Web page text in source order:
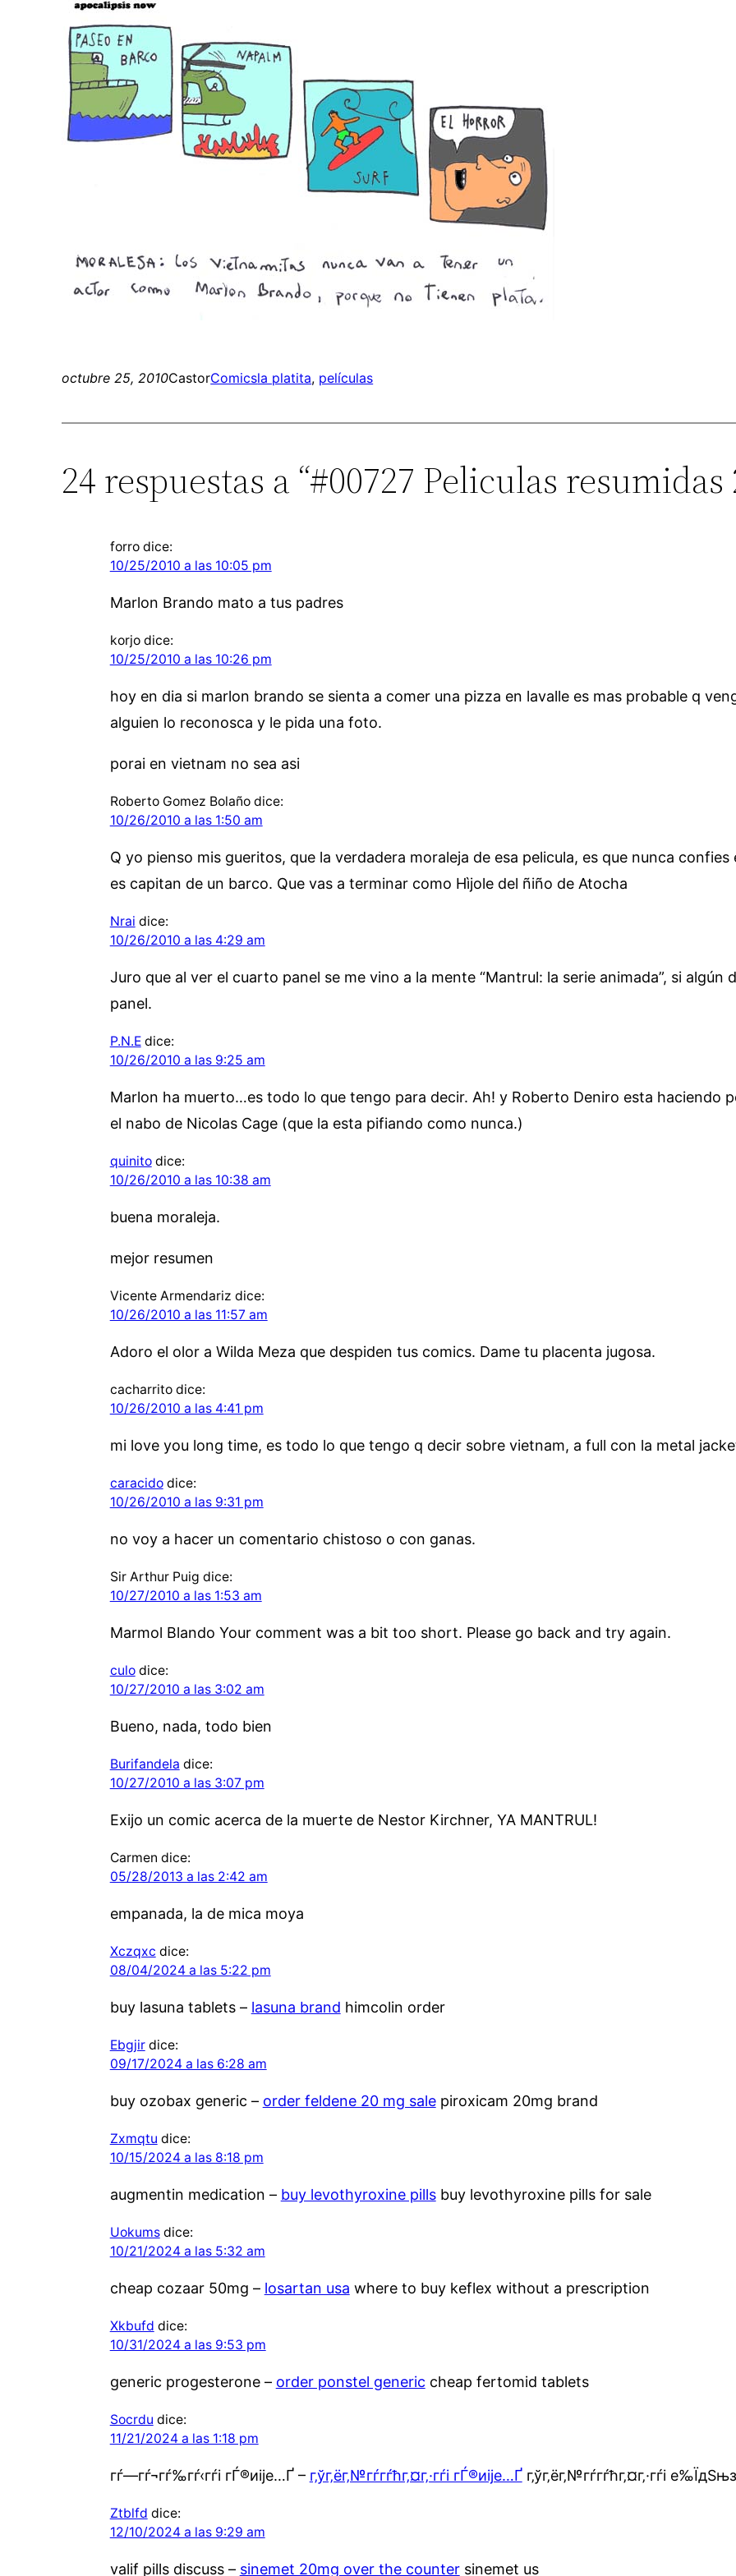
octubre 25, 2010CastorComicsla platita, películas
24 respuestas a “#00727 Peliculas resumidas
forro dice:
10/25/2010 a las 10:05 pm
Marlon Brando mato a tus padres
korjo dice:
10/25/2010 a las 10:26 pm
hoy en dia si marlon brando se sienta a comer una pizza en lavalle es mas probable q
alguien lo reconosca y le pida una foto.
porai en vietnam no sea asi
Roberto Gomez Bolaño dice:
10/26/2010 a las 1:50 am
Q yo pienso mis gueritos, que la verdadera moraleja de esa pelicula, es que nunca
es capitan de un barco. Que vas a terminar como Hìjole del ñiño de Atocha
Nrai dice:
10/26/2010 a las 4:29 am
Juro que al ver el cuarto panel se me vino a la mente “Mantrul: la serie animada”, si
panel.
P.N.E dice:
10/26/2010 a las 9:25 am
Marlon ha muerto…es todo lo que tengo para decir. Ah! y Roberto Deniro esta haciendo
el nabo de Nicolas Cage (que la esta pifiando como nunca.)
quinito dice:
10/26/2010 a las 10:38 am
buena moraleja.
mejor resumen
Vicente Armendariz dice:
10/26/2010 a las 11:57 am
Adoro el olor a Wilda Meza que despiden tus comics. Dame tu placenta jugosa.
cacharrito dice:
10/26/2010 a las 4:41 pm
mi love you long time, es todo lo que tengo q decir sobre vietnam, a full con la metal
caracido dice:
10/26/2010 a las 9:31 pm
no voy a hacer un comentario chistoso o con ganas.
Sir Arthur Puig dice:
10/27/2010 a las 1:53 am
Marmol Blando Your comment was a bit too short. Please go back and try again.
culo dice:
10/27/2010 a las 3:02 am
Bueno, nada, todo bien
Burifandela dice:
10/27/2010 a las 3:07 pm
Exijo un comic acerca de la muerte de Nestor Kirchner, YA MANTRUL!
Carmen dice:
05/28/2013 a las 2:42 am
empanada, la de mica moya
Xczqxc dice:
08/04/2024 a las 5:22 pm
buy lasuna tablets – lasuna brand himcolin order
Ebgjir dice:
09/17/2024 a las 6:28 am
buy ozobax generic – order feldene 20 mg salepiroxicam 20mg brand
Zxmqtu dice:
10/15/2024 a las 8:18 pm
augmentin medication – buy levothyroxine pillsbuy levothyroxine pills for sale
Uokums dice:
10/21/2024 a las 5:32 am
cheap cozaar 50mg – losartan usa where to buy keflex without a prescription
Xkbufd dice:
10/31/2024 a las 9:53 pm
generic progesterone – order ponstel generic cheap fertomid tablets
Socrdu dice:
11/21/2024 a las 1:18 pm
гѓ—гѓ¬гѓ‰гѓ‹гѓі гЃ®иіје…Ґ – г‚ўг‚ёг‚№гѓ­гѓћг‚¤г‚·гѓі гЃ®иіје…Ґг‚ўг‚ёг‚№гѓ­гѓћг‚¤г‚·гѓі
Ztblfd dice:
12/10/2024 a las 9:29 am
valif pills discuss – sinemet 20mg over the countersinemet us